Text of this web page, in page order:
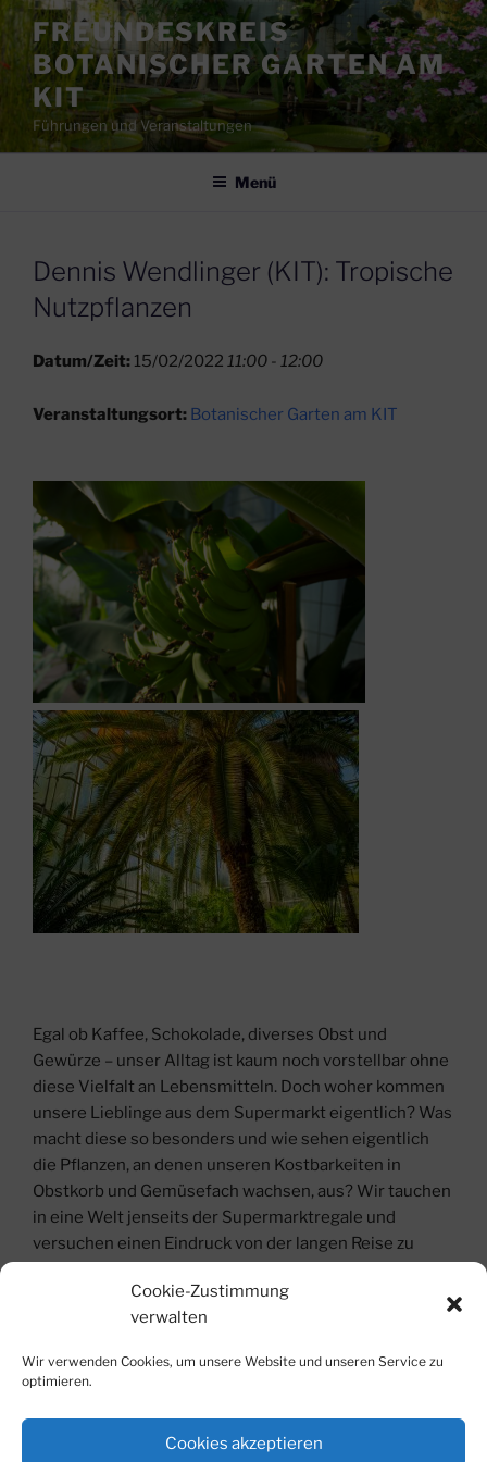
Cookie-Zustimmung
verwalten
Wir verwenden Cookies, um unsere Website und unseren Service zu
optimieren.
Cookies akzeptieren
Zum
Inhalt
springen
FREUNDESKREIS
BOTANISCHER GARTEN AM
KIT
Führungen und Veranstaltungen
Menü
Dennis Wendlinger (KIT): Tropische
Nutzpflanzen
Datum/Zeit: 15/02/2022 11:00 - 12:00
Veranstaltungsort: Botanischer Garten am KIT
Egal ob Kaffee, Schokolade, diverses Obst und
Gewürze – unser Alltag ist kaum noch vorstellbar ohne
diese Vielfalt an Lebensmitteln. Doch woher kommen
unsere Lieblinge aus dem Supermarkt eigentlich? Was
macht diese so besonders und wie sehen eigentlich
die Pflanzen, an denen unseren Kostbarkeiten in
Obstkorb und Gemüsefach wachsen, aus? Wir tauchen
in eine Welt jenseits der Supermarktregale und
versuchen einen Eindruck von der langen Reise zu
bevor wir sie zuhause genießen dürfen.